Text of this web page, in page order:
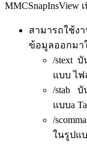
MMCSnapInsView
สามารถใช้ง
ข้อมูลออกมา
/stext บั
แบบ ไฟ
/stab บั
แบบa
/
ในรูปแ